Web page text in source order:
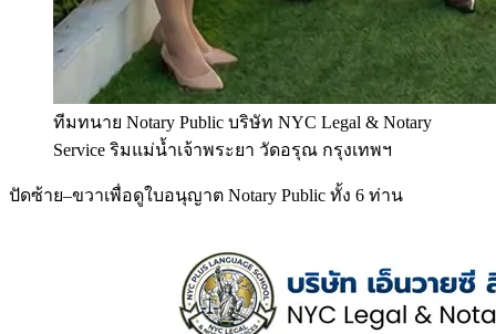
ทีมทนาย Notary Public บริษัท NYC Legal & Notary
Service ริมแม่น้ำเจ้าพระยา วัดอรุณ กรุงเทพฯ
ปัดซ้าย–ขวาเพื่อดูใบอนุญาต Notary Public ทั้ง 6 ท่าน